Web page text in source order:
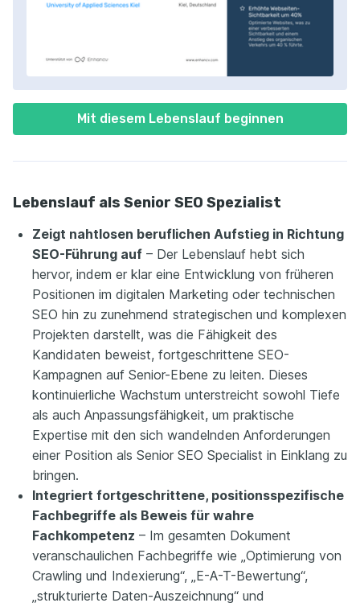
Mit diesem Lebenslauf beginnen
Lebenslauf als Senior SEO Spezialist
Zeigt nahtlosen beruflichen Aufstieg in Richtung
SEO-Führung auf – Der Lebenslauf hebt sich
hervor, indem er klar eine Entwicklung von früheren
Positionen im digitalen Marketing oder technischen
SEO hin zu zunehmend strategischen und komplexen
Projekten darstellt, was die Fähigkeit des
Kandidaten beweist, fortgeschrittene SEO-
Kampagnen auf Senior-Ebene zu leiten. Dieses
kontinuierliche Wachstum unterstreicht sowohl Tiefe
als auch Anpassungsfähigkeit, um praktische
Expertise mit den sich wandelnden Anforderungen
einer Position als Senior SEO Specialist in Einklang zu
bringen.
Integriert fortgeschrittene, positionsspezifische
Fachbegriffe als Beweis für wahre
Fachkompetenz – Im gesamten Dokument
veranschaulichen Fachbegriffe wie „Optimierung von
Crawling und Indexierung“, „E-A-T-Bewertung“,
„strukturierte Daten-Auszeichnung“ und